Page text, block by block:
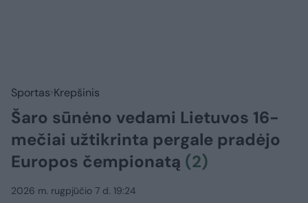
Sportas Krepšinis
Šaro sūnėno vedami Lietuvos 16-
mečiai užtikrinta pergale pradėjo
Europos čempionatą (2)
2026 m. rugpjūčio 7 d. 19:24